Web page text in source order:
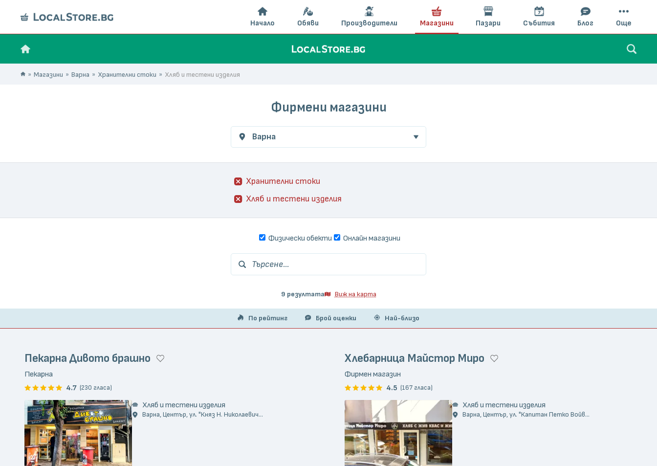
Магазини Варна Хранителни стоки Хляб и тестени изделия
Фирмени магазини
Варна
Хранителни стоки
Хляб и тестени изделия
Физически обекти Онлайн магазини
Търсене...
9 резултата Виж на карта
По рейтинг Брой оценки Най-близо
Пекарна Дивото брашно
Пекарна
4.7 (230 гласа)
Хляб и тестени изделия
Варна, Център, ул. "Княз Н. Николаевич...
Хлебарница Майстор Миро
Фирмен магазин
4.5 (167 гласа)
Хляб и тестени изделия
Варна, Център, ул. "Капитан Петко Войв...
Начало Обяви Производители Магазини Пазари Събития Блог Още